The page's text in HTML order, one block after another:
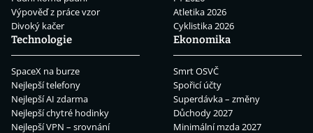
Výpověď z práce vzor
Divoký kačer
Atletika 2026
Cyklistika 2026
Technologie
SpaceX na burze
Nejlepší telefony
Nejlepší AI zdarma
Nejlepší chytré hodinky
Nejlepší VPN – srovnání
Ekonomika
Smrt OSVČ
Spořicí účty
Superdávka – změny
Důchody 2027
Minimální mzda 2027